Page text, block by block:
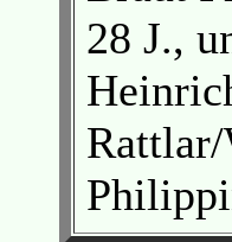
28 J.,